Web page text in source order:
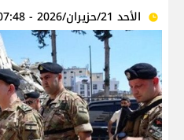
الأحد 21/حزيران/2026 - 07:48 م